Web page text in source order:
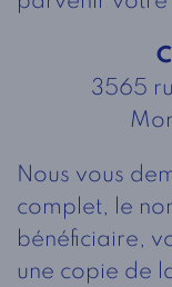
3565
Nous vous
complet, le
bénéficiaire,
une copie de